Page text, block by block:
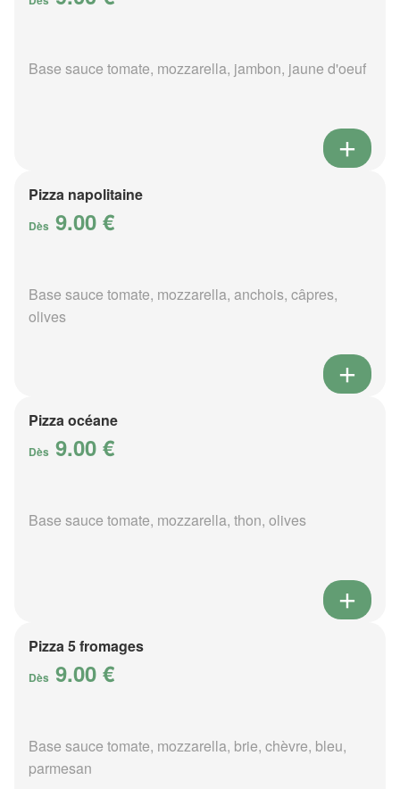
Base sauce tomate, mozzarella, jambon, jaune d'oeuf
Pizza napolitaine
Dès 9.00 €
Base sauce tomate, mozzarella, anchois, câpres,
olives
Pizza océane
Dès 9.00 €
Base sauce tomate, mozzarella, thon, olives
Pizza 5 fromages
Dès 9.00 €
Base sauce tomate, mozzarella, brie, chèvre, bleu,
parmesan